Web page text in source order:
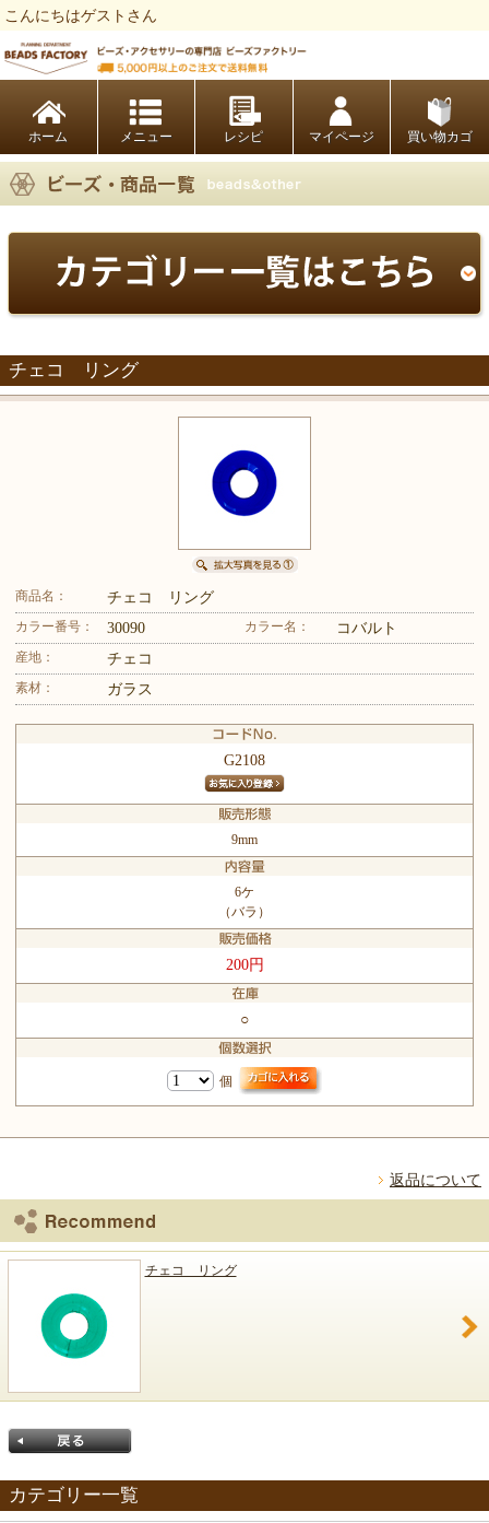
こんにちはゲストさん
ホーム レシピ マイページ 買い物カゴ
チェコ リング
商品名： チェコ リング
カラー番号： 30090 カラー名： コバルト
産地： チェコ
素材： ガラス
G2108
9mm
6ケ
（バラ）
200円
○
個
返品について
チェコ リング
カテゴリー一覧